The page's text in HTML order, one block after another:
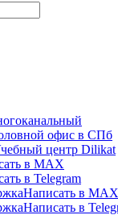
офис в СПб
центр Dilikat
в MAX
в Telegram
Написать в MAX
Написать в